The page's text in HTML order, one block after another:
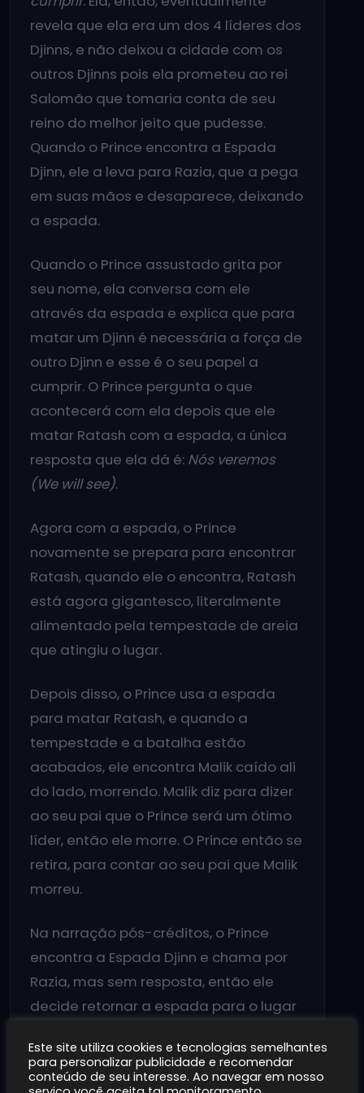
revela que ela era um dos 4 líderes dos
Djinns, e não deixou a cidade com os
outros Djinns pois ela prometeu ao rei
Salomão que tomaria conta de seu
reino do melhor jeito que pudesse.
Quando o Prince encontra a Espada
Djinn, ele a leva para Razia, que a pega
em suas mãos e desaparece, deixando
a espada.
Quando o Prince assustado grita por
seu nome, ela conversa com ele
através da espada e explica que para
matar um Djinn é necessária a força de
outro Djinn e esse é o seu papel a
cumprir. O Prince pergunta o que
acontecerá com ela depois que ele
matar Ratash com a espada, a única
resposta que ela dá é: Nós veremos
(We will see).
Agora com a espada, o Prince
novamente se prepara para encontrar
Ratash, quando ele o encontra, Ratash
está agora gigantesco, literalmente
alimentado pela tempestade de areia
que atingiu o lugar.
Depois disso, o Prince usa a espada
para matar Ratash, e quando a
tempestade e a batalha estão
acabados, ele encontra Malik caído ali
do lado, morrendo. Malik diz para dizer
ao seu pai que o Prince será um ótimo
líder, então ele morre. O Prince então se
retira, para contar ao seu pai que Malik
morreu.
Na narração pós-créditos, o Prince
encontra a Espada Djinn e chama por
Razia, mas sem resposta, então ele
decide retornar a espada para o lugar
Razia descansar, já que não podia mais
carregar a espada. Por fim, com o reino
Este site utiliza cookies e tecnologias semelhantes
para personalizar publicidade e recomendar
conteúdo de seu interesse. Ao navegar em nosso